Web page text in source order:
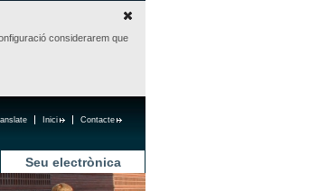
considerarem que
Contacte
Inici
Seu electrònica